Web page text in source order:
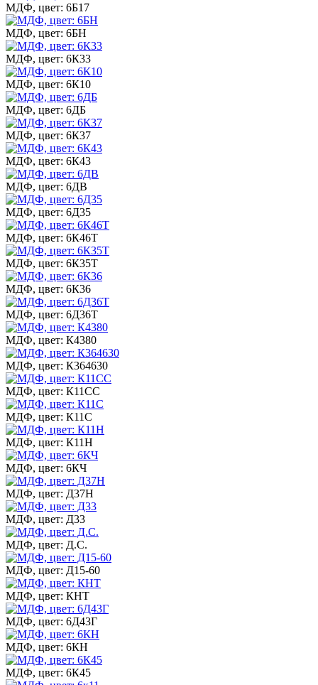
МДФ, цвет: 6Б17
МДФ, цвет: 6БН
МДФ, цвет: 6К33
МДФ, цвет: 6К10
МДФ, цвет: 6ДБ
МДФ, цвет: 6К37
МДФ, цвет: 6К43
МДФ, цвет: 6ДВ
МДФ, цвет: 6Д35
МДФ, цвет: 6К46Т
МДФ, цвет: 6К35Т
МДФ, цвет: 6К36
МДФ, цвет: 6Д36Т
МДФ, цвет: К4380
МДФ, цвет: К364630
МДФ, цвет: К11СС
МДФ, цвет: К11С
МДФ, цвет: К11Н
МДФ, цвет: 6КЧ
МДФ, цвет: Д37Н
МДФ, цвет: Д33
МДФ, цвет: Д.С.
МДФ, цвет: Д15-60
МДФ, цвет: КНТ
МДФ, цвет: 6Д43Г
МДФ, цвет: 6КН
МДФ, цвет: 6К45